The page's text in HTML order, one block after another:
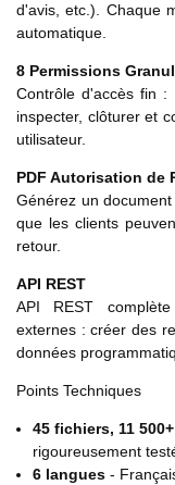
d'avis, etc.). Chaque
automatique.
8 Permissions
Contrôle d'accès fin :
inspecter, clôturer et
utilisateur.
PDF Autorisation de
Générez un
que les clients
retour.
API REST
API REST
externes : créer des
données
Points Techniques
45 fichiers, 11
rigoureusement
6 langues -